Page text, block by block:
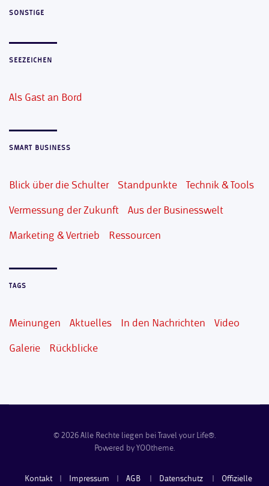
SONSTIGE
SEEZEICHEN
Als Gast an Bord
SMART BUSINESS
Blick über die Schulter Standpunkte Technik & Tools
Vermessung der Zukunft Aus der Businesswelt
Marketing & Vertrieb Ressourcen
TAGS
Meinungen Aktuelles In den Nachrichten Video
Galerie Rückblicke
© 2026Alle Rechte liegen bei Travel your Life®.
Powered by YOOtheme.
Kontakt| Impressum | AGB | Datenschutz | Offizielle